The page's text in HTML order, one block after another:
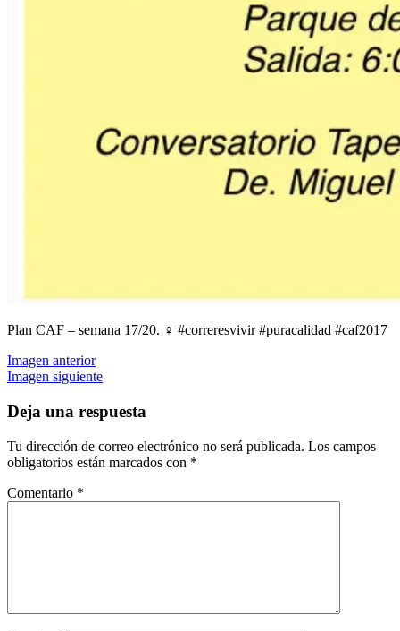
Plan CAF – semana 17/20. ‍♀️ #correresvivir #puracalidad #caf2017
Imagen anterior
Imagen siguiente
Deja una respuesta
Tu dirección de correo electrónico no será publicada. Los campos
obligatorios están marcados con *
Comentario *